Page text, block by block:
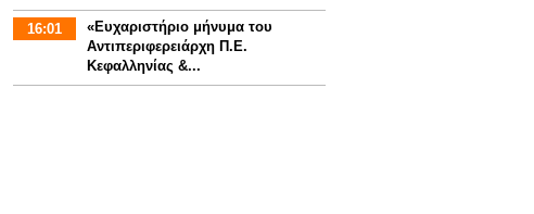
16:01
«Ευχαριστήριο μήνυμα του
Αντιπεριφερειάρχη Π.Ε.
Κεφαλληνίας &...